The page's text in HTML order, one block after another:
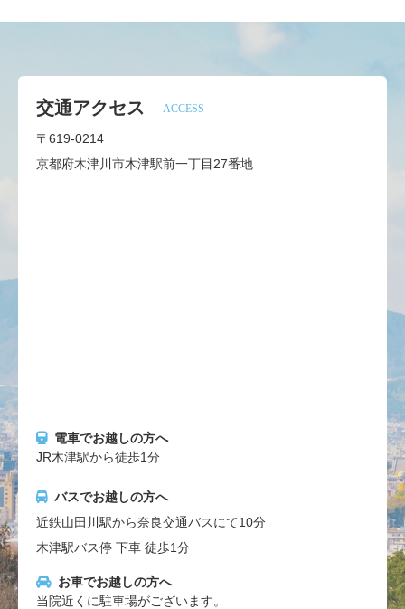
交通アクセス ACCESS
〒619-0214
京都府木津川市木津駅前一丁目27番地
電車でお越しの方へ
JR木津駅から徒歩1分
バスでお越しの方へ
近鉄山田川駅から奈良交通バスにて10分
木津駅バス停 下車 徒歩1分
お車でお越しの方へ
当院近くに駐車場がございます。